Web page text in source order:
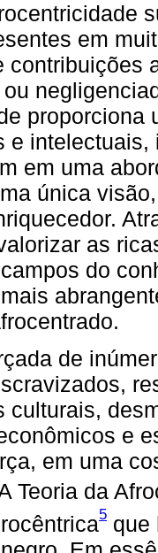
em
contribuições
proporciona
e
em uma
única
as
do
de
culturais,
e
em uma
Teoria da
5 que